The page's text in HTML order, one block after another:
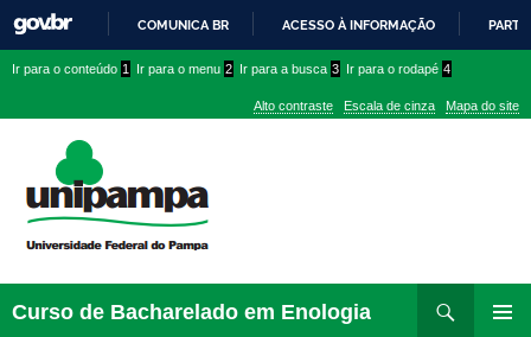
PARA
CONTEÚDO
COMUNICA BR ACESSO À INFORMAÇÃO
conteúdo
menu
superior
menu
Ir para o conteúdo 1 Ir para o menu 2 Ir para a busca 3 Ir para o rodapé 4
Alto contraste Escala de cinza Mapa do site
Curso de Bacharelado em Enologia
para